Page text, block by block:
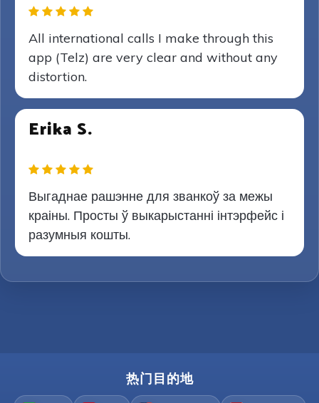
All international calls I make through this
app (Telz) are very clear and without any
distortion.
Erika S.
Выгаднае рашэнне для званкоў за межы
краіны. Просты ў выкарыстанні інтэрфейс і
разумныя кошты.
热门目的地